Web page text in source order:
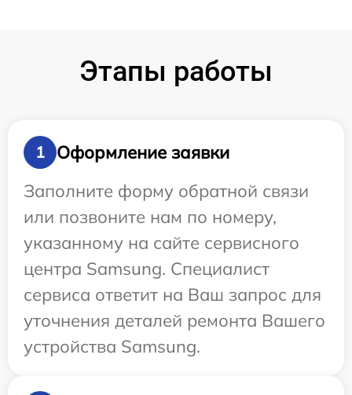
Этапы работы
1
Оформление заявки
Заполните форму обратной связи
или позвоните нам по номеру,
указанному на сайте сервисного
центра Samsung. Специалист
сервиса ответит на Ваш запрос для
уточнения деталей ремонта Вашего
устройства Samsung.